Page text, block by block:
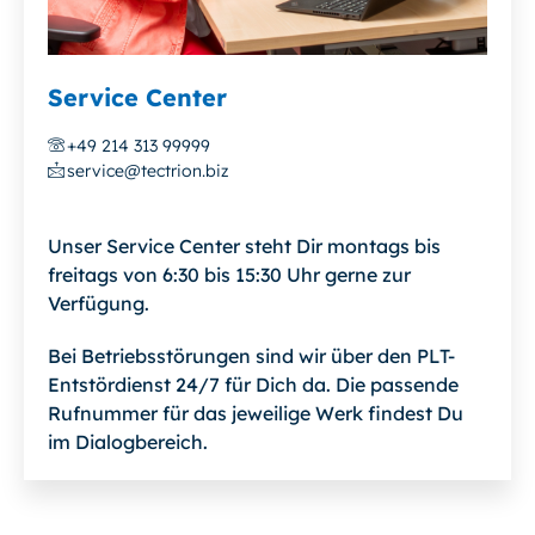
Service Center
+49 214 313 99999
service@tectrion.biz
Unser Service Center steht Dir montags bis
freitags von 6:30 bis 15:30 Uhr gerne zur
Verfügung.
Bei Betriebsstörungen sind wir über den PLT-
Entstördienst 24/7 für Dich da. Die passende
Rufnummer für das jeweilige Werk findest Du
im Dialogbereich.